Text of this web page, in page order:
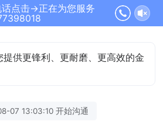
话点击→正在为您服务
供更锋利、更耐磨、更高效的金
07 13:03:10 开始沟通